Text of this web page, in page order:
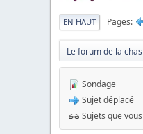
EN HAUT Pages
Le forum de la
Sondage
Sujet déplacé
Sujets que